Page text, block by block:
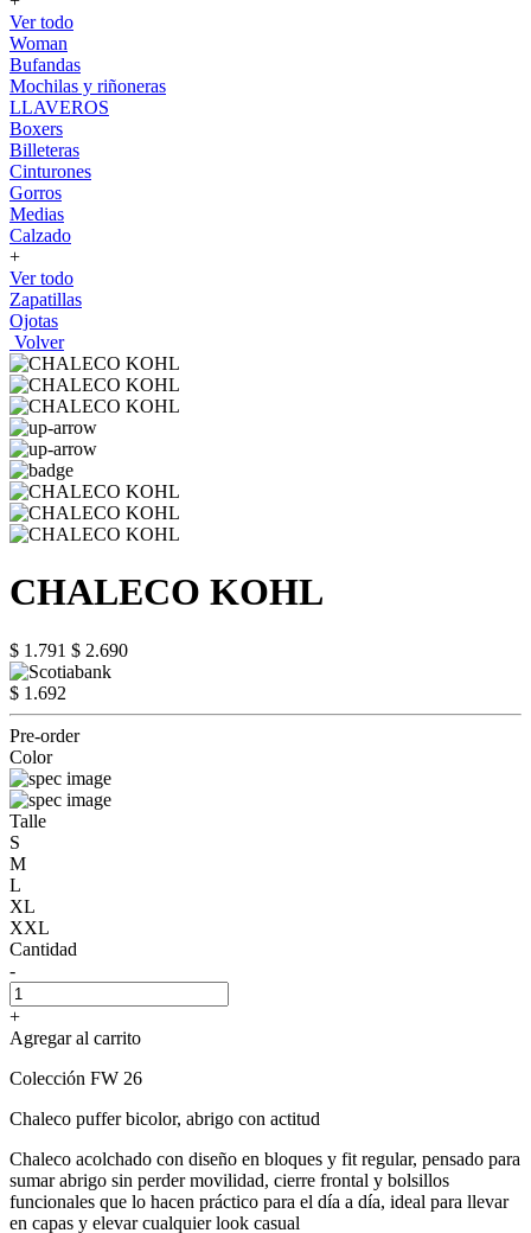
Ver todo
Woman
Bufandas
Mochilas y riñoneras
LLAVEROS
Boxers
Billeteras
Cinturones
Gorros
Medias
Calzado
+
Ver todo
Zapatillas
Ojotas
Volver
CHALECO KOHL
$ 1.791 $ 2.690
$ 1.692
Pre-order
Color
Talle
S
M
L
XL
XXL
Cantidad
-
+
Agregar al carrito
Colección FW 26
Chaleco puffer bicolor, abrigo con actitud
Chaleco acolchado con diseño en bloques y fit regular, pensado para
sumar abrigo sin perder movilidad, cierre frontal y bolsillos
funcionales que lo hacen práctico para el día a día, ideal para llevar
en capas y elevar cualquier look casual